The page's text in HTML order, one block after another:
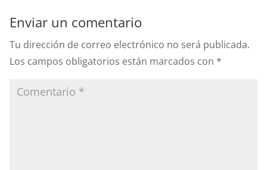
Enviar un comentario
Tu dirección de correo electrónico no será publicada.
Los campos obligatorios están marcados con *